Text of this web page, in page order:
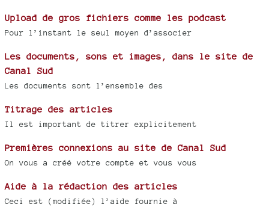
Upload de gros fichiers comme les podcast
Pour l’instant le seul moyen d’associer
Les documents, sons et images, dans le site de
Canal Sud
Les documents sont l’ensemble des
Titrage des articles
Il est important de titrer explicitement
Premières connexions au site de Canal Sud
On vous a créé votre compte et vous vous
Aide à la rédaction des articles
Ceci est (modifiée) l’aide fournie à